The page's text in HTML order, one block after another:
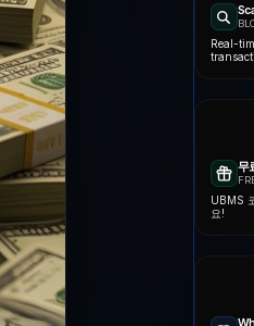
Real-
무
UBMS
요!